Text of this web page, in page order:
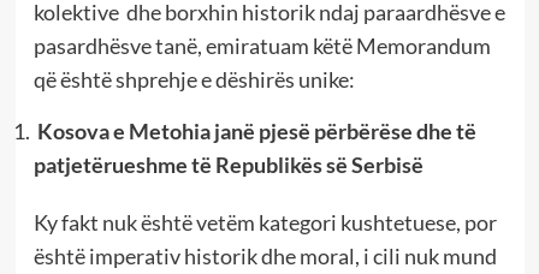
kolektive dhe borxhin historik ndaj paraardhësve e
pasardhësve tanë, emiratuam këtë Memorandum
që është shprehje e dëshirës unike:
Kosova e Metohia janë pjesë përbërëse dhe të
patjetërueshme të Republikës së Serbisë
Ky fakt nuk është vetëm kategori kushtetuese, por
është imperativ historik dhe moral, i cili nuk mund